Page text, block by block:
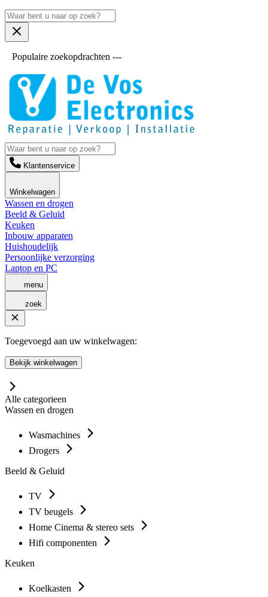
Populaire zoekopdrachten ---
Klantenservice
Winkelwagen
Wassen en drogen
Beeld & Geluid
Keuken
Inbouw apparaten
Huishoudelijk
Persoonlijke verzorging
Laptop en PC
menu
zoek
Toegevoegd aan uw winkelwagen:
Bekijk winkelwagen
Alle categorieen
Wassen en drogen
Wasmachines
Drogers
Beeld & Geluid
TV
TV beugels
Home Cinema & stereo sets
Hifi componenten
Keuken
Koelkasten